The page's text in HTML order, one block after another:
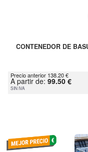
CONTENEDOR DE
Precio anterior 138.20 €
A partir de: 99.50 €
SIN IVA